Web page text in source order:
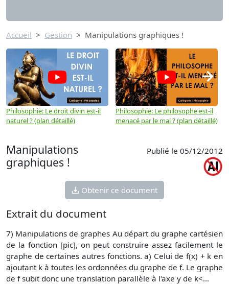
Accueil Gestion Manipulations graphiques !
Philosophie: Le droit divin est-il
naturel ? (plan détaillé)
Philosophie: Le philosophe est-il
menacé par le mal ? (plan détaillé)
→
Manipulations
graphiques !
Publié le 05/12/2012
Obtenir ce document
Extrait du document
7) Manipulations de graphes Au départ du graphe cartésien
de la fonction [pic], on peut construire assez facilement le
graphe de certaines autres fonctions. a) Celui de f(x) + k en
ajoutant k à toutes les ordonnées du graphe de f. Le graphe
de f subit donc une translation parallèle à l'axe y de k<...